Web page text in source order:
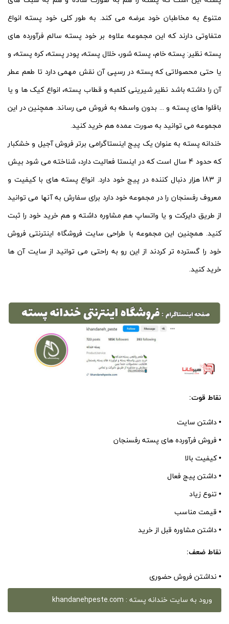
متنوع به مخاطبان خود عرضه می کند. به طور کلی خود پسته انواع
متفاوتی دارند که این مجموعه علاوه بر خود پسته سالم فرآورده های
پسته نظیر: پسته خام، پسته شور، خلال پسته، پودر پسته، کره پسته، و
یا حتی محصولاتی که پسته در رسپی آن نقش مهمی دارد تا طعم عطر
آن را داشته باشد نظیر شیرینی کلمبه و قطاب پسته، انواع کیک ها و یا
باقلوا های پسته و ... بدون واسطه به فروش می رساند. همچنین در این
مجموعه می توانید به صورت عمده هم خرید کنید.
خندانه پسته به عنوان یک پیج اینستاگرامی برتر فروش آجیل و خشکبار
که حدود 4 سال است که در اینستا فعالیت دارد، شناخته می شود بیش
از 183 هزار دنبال کننده در پیج خود دارد. انواع پسته های با کیفیت و
معروف رفسنجان را در مجموعه خود دارد برای سفارش به آنها می توانید
از طریق دایرکت و یا واتساپ هم مشاوره داشته و هم خرید خود را ثبت
کنید. همچنین این مجموعه با طراحی سایت فروشگاه اینترنتی فروش
خود را گسترده تر کردند از این رو به راحتی می توانید از سایت آن ها
خرید کنید.
نقاط قوت:
• داشتن سایت
• فروش فرآورده های پسته رفسنجان
• کیفیت بالا
• داشتن پیج فعال
• تنوع زیاد
• قیمت مناسب
• داشتن مشاوره قبل از خرید
نقاط ضعف:
• نداشتن فروش حضوری
ورود به سایت خندانه پسته : khandanehpeste.com